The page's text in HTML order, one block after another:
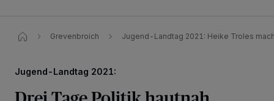
Grevenbroich Jugend-Landtag 2021: Heike Troles
Jugend-Landtag 2021: